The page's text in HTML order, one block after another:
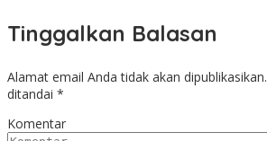
Tinggalkan Balasan
Alamat email Anda tidak akan dipublikasikan.
ditandai *
Komentar